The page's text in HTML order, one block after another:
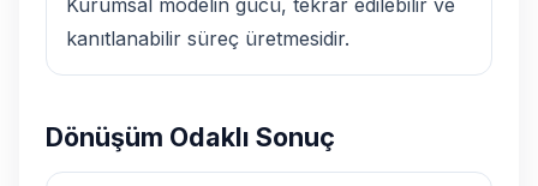
kanıtlanabilir süreç üretmesidir.
Dönüşüm Odaklı Sonuç